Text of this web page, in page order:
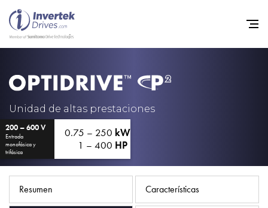
Unidad de altas prestaciones
200 – 600 V
Entrada
monofásica y
trifásica
0.75 – 250 kW
1 – 400 HP
Resumen Características
Home
Noticias
Empleo